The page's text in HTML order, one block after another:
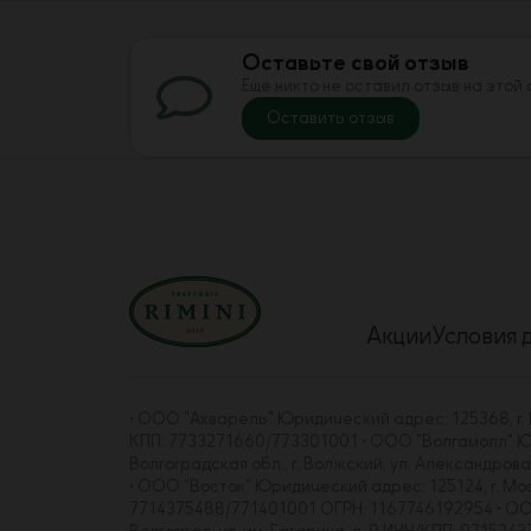
Оставьте свой отзыв
Еще никто не оставил отзыв на
Оставить отзыв
АкцииУсловия